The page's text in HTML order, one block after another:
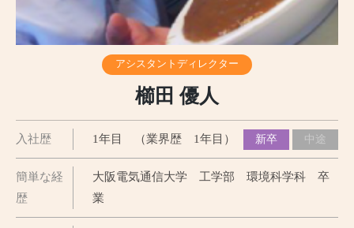
アシスタントディレクター
櫛田 優人
入社歴 1年目 （業界歴 1年目） 新卒 中途
簡単な経
歴
大阪電気通信大学 工学部 環境科学科 卒
業